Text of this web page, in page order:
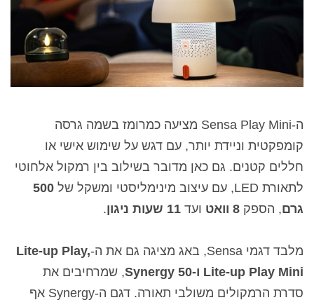
ה-Sensa Play Mini מציעה כמרומז בשמה גרסה
קומפקטית וניידת יותר, עם דגש על שימוש אישי או
חללים קטנים. גם כאן מדובר בשילוב בין רמקול אלחוטי
לתאורת LED, עם עיצוב מינימליסטי ומשקל של
500
גרם, הספק ועד 11 שעות ניגון .
מלבד דגמי Sensa, באג מציגה גם את ה-
Lite-up Play,
Lite-up Play Mini ו-Synergy 50
, שמרחיבים את
סדרת הרמקולים משולבי תאורה. דגם ה-Synergy אף